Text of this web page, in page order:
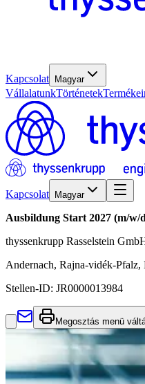
Kapcsolat Magyar
VállalatunkTörténetek
Kapcsolat Magyar
Ausbildung Start 2027 (m/w/
thyssenkrupp Rasselstein
Andernach, Rajna-vidék-Pfalz,
Stellen-ID: JR0000013984
Megosztás menü